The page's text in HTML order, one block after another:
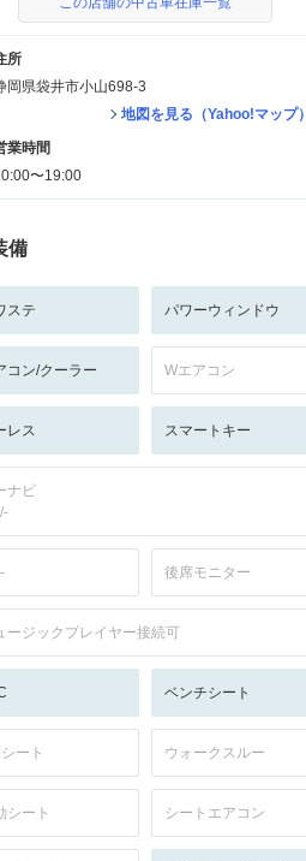
所
岡県袋井市小山698-3
地図を見る（Yahoo!マップ）
業時間
〜19:00
備
ステ パワーウィンドウ
コン/クーラー Wエアコン
レス スマートキー
ナビ
後席モニター
ージックプレイヤー接続可
ベンチシート
ート ウォークスルー
シート シートエアコン